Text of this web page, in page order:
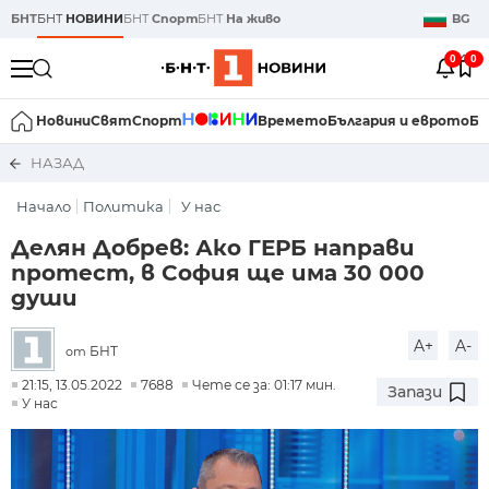
БНТБНТ НОВИНИБНТСпортБНТ На живо BG
0 0
НовиниСвятСпорт ВреметоБългария и еврото
НАЗАД
Начало Политика У нас
Делян Добрев: Ако ГЕРБ направи
протест, в София ще има 30 000
души
от БНТ A+ A-
21:15, 13.05.2022 7688
Чете се за: 01:17 мин.
У нас
Запази